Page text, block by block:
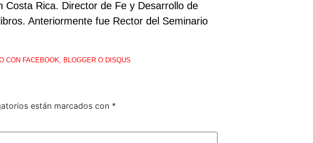
Rica. Director de Fe y Desarrollo de
Anteriormente fue Rector del Seminario
CON FACEBOOK, BLOGGER O DISQUS
están marcados con *